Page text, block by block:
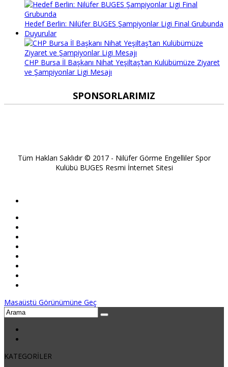
Hedef Berlin: Nilüfer BUGES Şampiyonlar Ligi Final Grubunda
Duyurular
CHP Bursa İl Başkanı Nihat Yeşiltaş’tan Kulübümüze Ziyaret
ve Şampiyonlar Ligi Mesajı
SPONSORLARIMIZ
Tüm Hakları Saklıdır © 2017 - Nilüfer Görme Engelliler Spor
Kulübü BUGES Resmi İnternet Sitesi
Masaüstü Görünümüne Geç
KATEGORİLER